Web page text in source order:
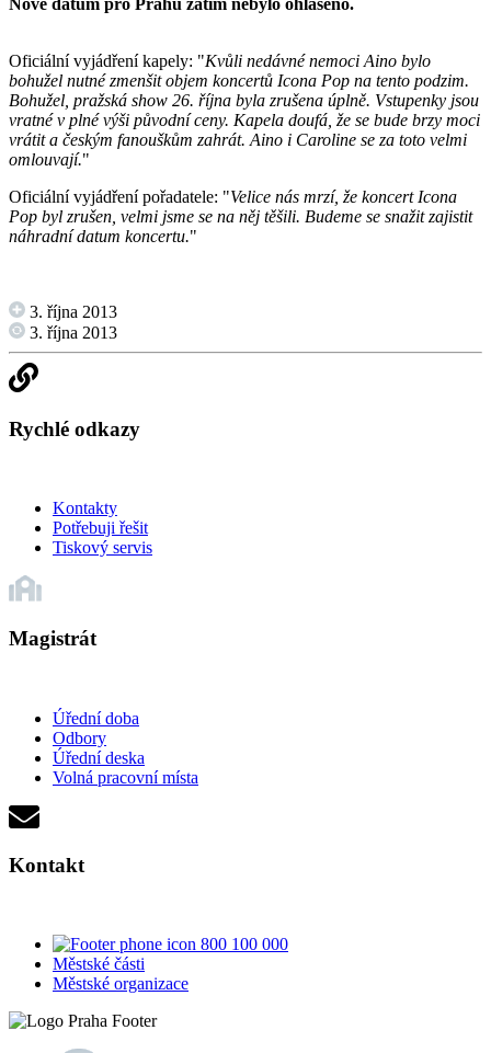
Nové datum pro Prahu zatím nebylo ohlášeno.
Oficiální vyjádření kapely: "Kvůli nedávné nemoci Aino bylo
bohužel nutné zmenšit objem koncertů Icona Pop na tento podzim.
Bohužel, pražská show 26. října byla zrušena úplně. Vstupenky jsou
vratné v plné výši původní ceny. Kapela doufá, že se bude brzy moci
vrátit a českým fanouškům zahrát. Aino i Caroline se za toto velmi
omlouvají."
Oficiální vyjádření pořadatele: "Velice nás mrzí, že koncert Icona
Pop byl zrušen, velmi jsme se na něj těšili. Budeme se snažit zajistit
náhradní datum koncertu."
3. října 2013
3. října 2013
Rychlé odkazy
Kontakty
Potřebuji řešit
Tiskový servis
Magistrát
Úřední doba
Odbory
Úřední deska
Volná pracovní místa
Kontakt
800 100 000
Městské části
Městské organizace